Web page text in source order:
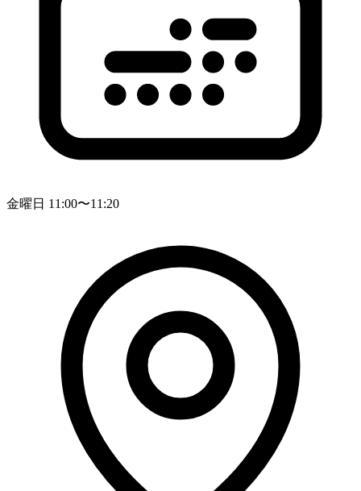
金曜日 11:00〜11:20